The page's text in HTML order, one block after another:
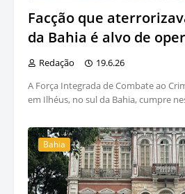
Facção que
da Bahia é alvo de
Redação
19.6.26
A Força Integrada de Combate ao
em Ilhéus, no sul da Bahia, cumpre
Bahia